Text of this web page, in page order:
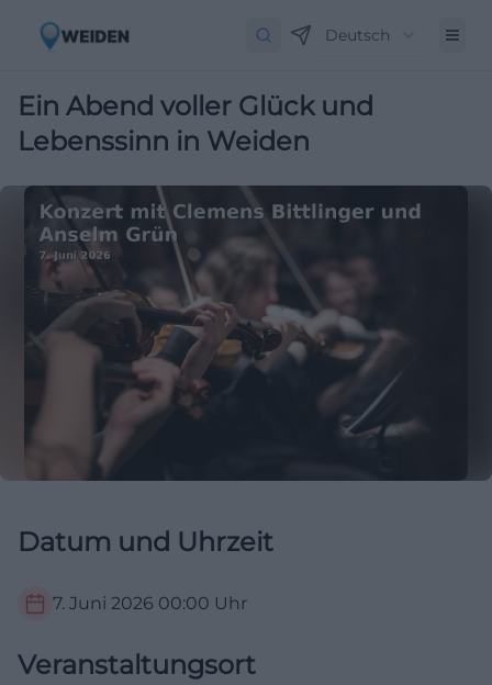
Deutsch
Ein Abend voller Glück und
Lebenssinn in Weiden
Datum und Uhrzeit
7. Juni 2026 00:00 Uhr
Veranstaltungsort